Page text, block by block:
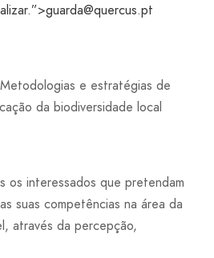
guarda@quercus.pt
Metodologias e estratégias de
da biodiversidade local
os interessados que pretendam
suas competências na área da
através da percepção,